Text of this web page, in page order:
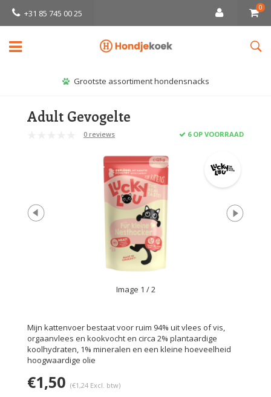
+31 85 745 00 25
0
Grootste assortiment hondensnacks
Adult Gevogelte
0 reviews 6 OP VOORRAAD
Image 1 / 2
Mijn kattenvoer bestaat voor ruim 94% uit vlees of vis,
orgaanvlees en kookvocht en circa 2% plantaardige
koolhydraten, 1% mineralen en een kleine hoeveelheid
hoogwaardige olie
€1,50 (€1,24 Excl. btw)